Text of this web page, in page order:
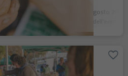
7 Agosto 2026
data dell'evento
14 Agosto 2026
data dell'evento
Mercato dei contadini a
Brunico.